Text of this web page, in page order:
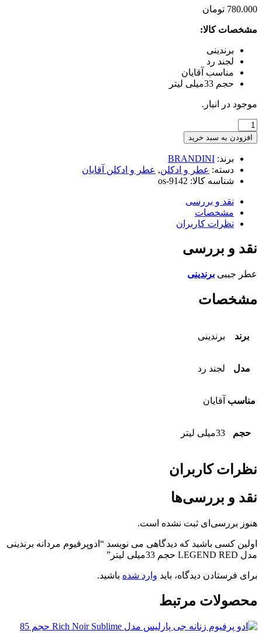
780.000 تومان
مشخصات کالا:
برندینی
لجند رد
مناسب آقایان
حجم 33میلی لیتر
موجود در انبار.
ادوپرفیوم
مردانه
برندینی
مدل
LEGEND
RED
33میلی
افزودن به سبد خرید
برند: BRANDINI
دسته: عطر و ادکلن, عطر و ادکلن آقایان
شناسه کالا: os-9142
نقد و بررسی
مشخصات
نظرات کاربران
نقد و بررسی
عطر جیبی برندینی
مشخصات
برند برندینی
مدل لجند رد
مناسب آقایان
حجم 33میلی لیتر
نظرات کاربران
نقد و بررسی‌ها
هنوز بررسی‌ای ثبت نشده است.
اولین کسی باشید که دیدگاهی می نویسد “ادوپرفیوم مردانه برندینی
مدل LEGEND RED حجم 33میلی لیتر”
برای فرستادن دیدگاه، باید وارد شده باشید.
محصولات مرتبط